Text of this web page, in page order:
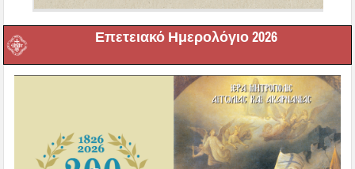
Επετειακό Ημερολόγιο 2026